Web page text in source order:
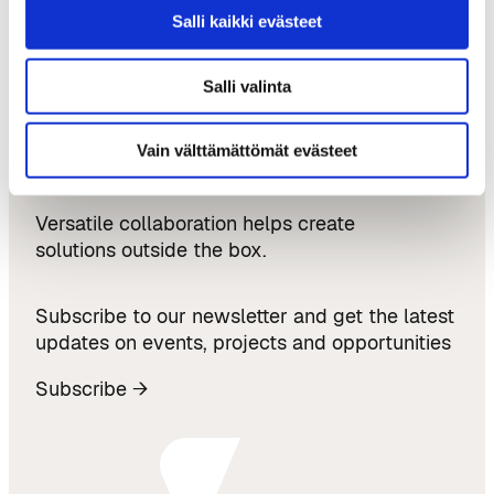
Salli kaikki evästeet
Salli valinta
Vain välttämättömät evästeet
Updates & Opportunities
News
Projects
Versatile collaboration helps create
solutions outside the box.
Subscribe to our newsletter and get the latest
updates on events, projects and opportunities
Subscribe →